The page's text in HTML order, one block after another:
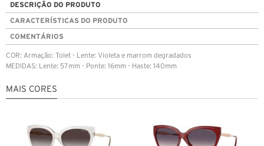
DESCRIÇÃO DO PRODUTO
CARACTERÍSTICAS DO PRODUTO
COMENTÁRIOS
COR: Armação: Tolet - Lente: Violeta e marrom degradados
MEDIDAS: Lente: 57mm - Ponte: 16mm - Haste: 140mm
MAIS CORES